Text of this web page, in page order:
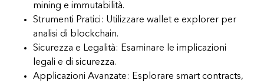
mining e immutabilità.
Strumenti Pratici: Utilizzare wallet e explorer per
analisi di blockchain.
Sicurezza e Legalità: Esaminare le implicazioni
legali e di sicurezza.
Applicazioni Avanzate: Esplorare smart contracts,